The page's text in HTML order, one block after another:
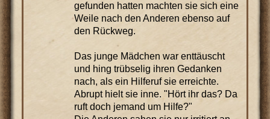
gefunden hatten machten sie sich eine
Weile nach den Anderen ebenso auf
den Rückweg.
Das junge Mädchen war enttäuscht
und hing trübselig ihren Gedanken
nach, als ein Hilferuf sie erreichte.
Abrupt hielt sie inne. "Hört ihr das? Da
ruft doch jemand um Hilfe?"